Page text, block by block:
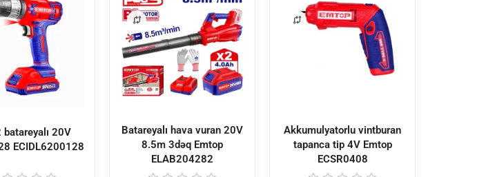
batareyalı 20V
ECIDL6200128
Batareyalı hava vuran 20V
8.5m 3dəq Emtop
ELAB204282
Akkumulyatorlu vintburan
tapanca tip 4V Emtop
ECSR0408